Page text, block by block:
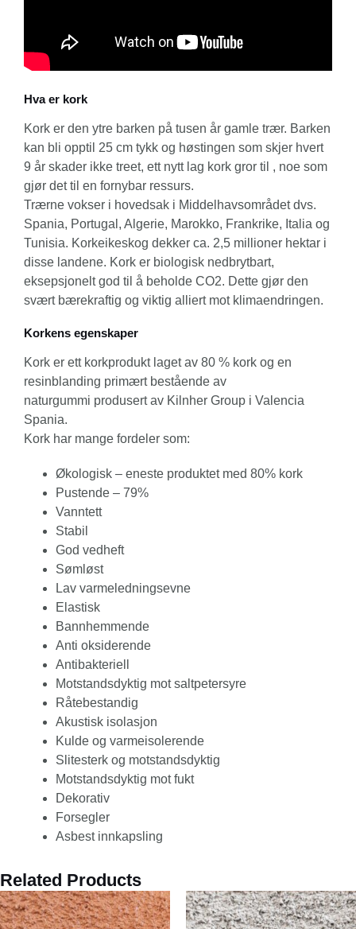
Hva er kork
Kork er den ytre barken på tusen år gamle trær. Barken
kan bli opptil 25 cm tykk og høstingen som skjer hvert
9 år skader ikke treet, ett nytt lag kork gror til , noe som
gjør det til en fornybar ressurs.
Trærne vokser i hovedsak i Middelhavsområdet dvs.
Spania, Portugal, Algerie, Marokko, Frankrike, Italia og
Tunisia. Korkeikeskog dekker ca. 2,5 millioner hektar i
disse landene. Kork er biologisk nedbrytbart,
eksepsjonelt god til å beholde CO2. Dette gjør den
svært bærekraftig og viktig alliert mot klimaendringen.
Korkens egenskaper
Kork er ett korkprodukt laget av 80 % kork og en
resinblanding primært bestående av
naturgummi produsert av Kilnher Group i Valencia
Spania.
Kork har mange fordeler som:
Økologisk – eneste produktet med 80% kork
Pustende – 79%
Vanntett
Stabil
God vedheft
Sømløst
Lav varmeledningsevne
Elastisk
Bannhemmende
Anti oksiderende
Antibakteriell
Motstandsdyktig mot saltpetersyre
Råtebestandig
Akustisk isolasjon
Kulde og varmeisolerende
Slitesterk og motstandsdyktig
Motstandsdyktig mot fukt
Dekorativ
Forsegler
Asbest innkapsling
Related Products